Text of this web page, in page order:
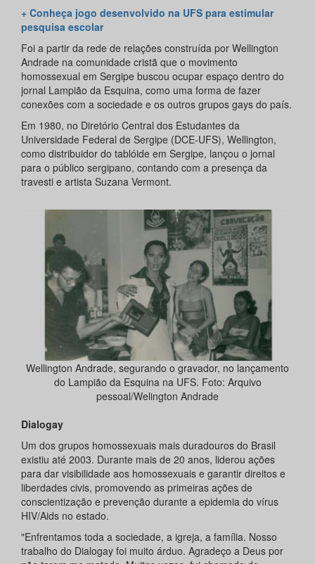
+ Conheça jogo desenvolvido na UFS para estimular
pesquisa escolar
Foi a partir da rede de relações construída por Wellington
Andrade na comunidade cristã que o movimento
homossexual em Sergipe buscou ocupar espaço dentro do
jornal Lampião da Esquina, como uma forma de fazer
conexões com a sociedade e os outros grupos gays do país.
Em 1980, no Diretório Central dos Estudantes da
Universidade Federal de Sergipe (DCE-UFS), Wellington,
como distribuidor do tablóide em Sergipe, lançou o jornal
para o público sergipano, contando com a presença da
travesti e artista Suzana Vermont.
Wellington Andrade, segurando o gravador, no lançamento
do Lampião da Esquina na UFS. Foto: Arquivo
pessoal/Welington Andrade
Dialogay
Um dos grupos homossexuais mais duradouros do Brasil
existiu até 2003. Durante mais de 20 anos, liderou ações
para dar visibilidade aos homossexuais e garantir direitos e
liberdades civis, promovendo as primeiras ações de
conscientização e prevenção durante a epidemia do vírus
HIV/Aids no estado.
"Enfrentamos toda a sociedade, a igreja, a família. Nosso
trabalho do Dialogay foi muito árduo. Agradeço a Deus por